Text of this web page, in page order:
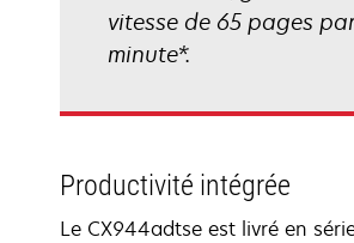
vitesse de 65 pages
minute*.
Productivité intégrée
Le CX944adtse est livré en